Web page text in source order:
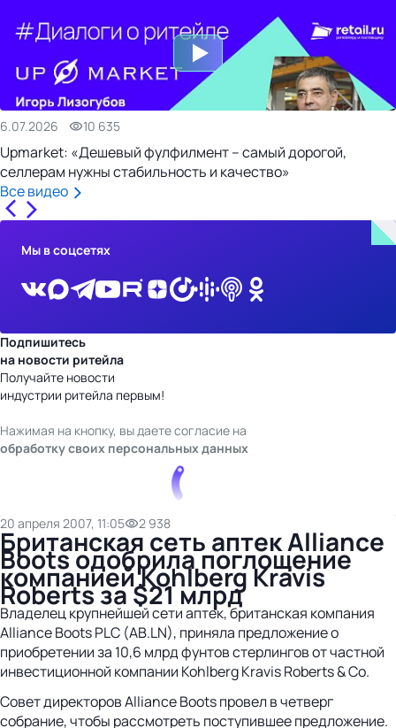
6.07.2026 10 635
Upmarket: «Дешевый фулфилмент – самый дорогой,
селлерам нужны стабильность и качество»
Все видео
Мы в соцсетях
Подпишитесь
на новости ритейла
Получайте новости
индустрии ритейла первым!
Нажимая на кнопку, вы даете согласие на
обработку своих персональных данных
20 апреля 2007, 11:05 2 938
Британская сеть аптек Alliance
Boots одобрила поглощение
компанией Kohlberg Kravis
Roberts за $21 млрд
Владелец крупнейшей сети аптек, британская компания
Alliance Boots PLC (AB.LN), приняла предложение о
приобретении за 10,6 млрд фунтов стерлингов от частной
инвестиционной компании Kohlberg Kravis Roberts & Co.
Совет директоров Alliance Boots провел в четверг
собрание, чтобы рассмотреть поступившее предложение.